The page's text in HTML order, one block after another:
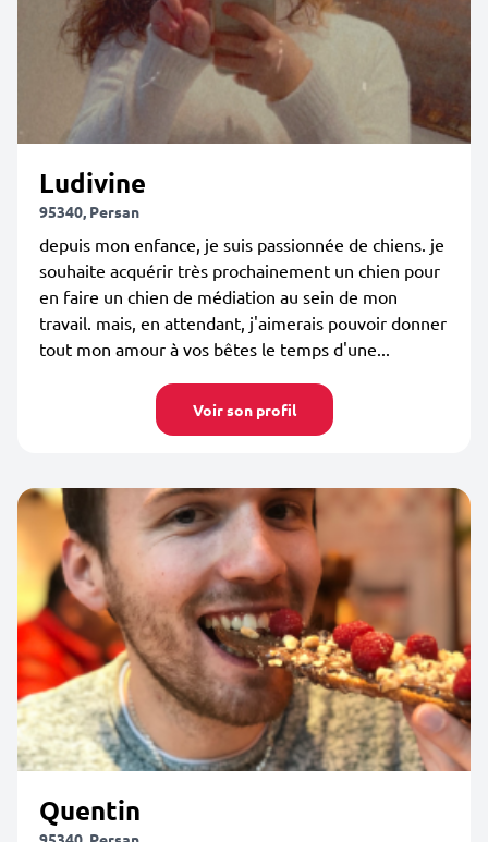
Ludivine
95340, Persan
depuis mon enfance, je suis passionnée de chiens. je
souhaite acquérir très prochainement un chien pour
en faire un chien de médiation au sein de mon
travail. mais, en attendant, j'aimerais pouvoir donner
tout mon amour à vos bêtes le temps d'une...
Voir son profil
Quentin